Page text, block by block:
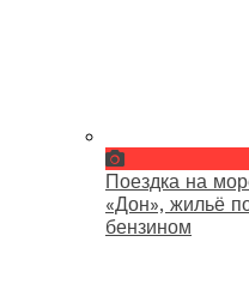
Поездка на
«Дон», жильё
бензином